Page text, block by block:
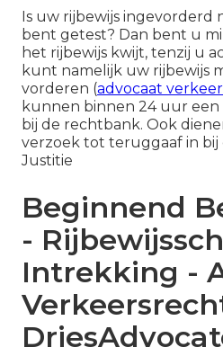
Is uw rijbewijs ingevorderd
bent getest? Dan bent u
het rijbewijs kwijt, tenzij u
kunt namelijk uw rijbewijs
vorderen (advocaat
kunnen binnen 24 uur
bij de rechtbank. Ook
verzoek tot teruggaaf in bij
Justitie
Beginnend
-
Intrekking -